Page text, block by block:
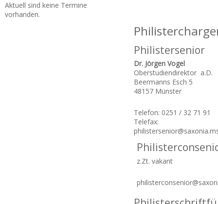
Aktuell sind keine Termine
vorhanden.
Philistersenior
Dr. Jörgen Vogel
Oberstudiendirektor a.D.
Beermanns Esch 5
48157 Münster
Telefon: 0251 / 32 71 91
Telefax:
z.Zt. vakant